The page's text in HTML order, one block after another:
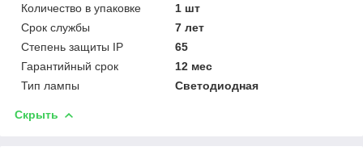
Количество в упаковке
1 шт
Срок службы
7 лет
Степень защиты IP
65
Гарантийный срок
12 мес
Тип лампы
Светодиодная
Скрыть